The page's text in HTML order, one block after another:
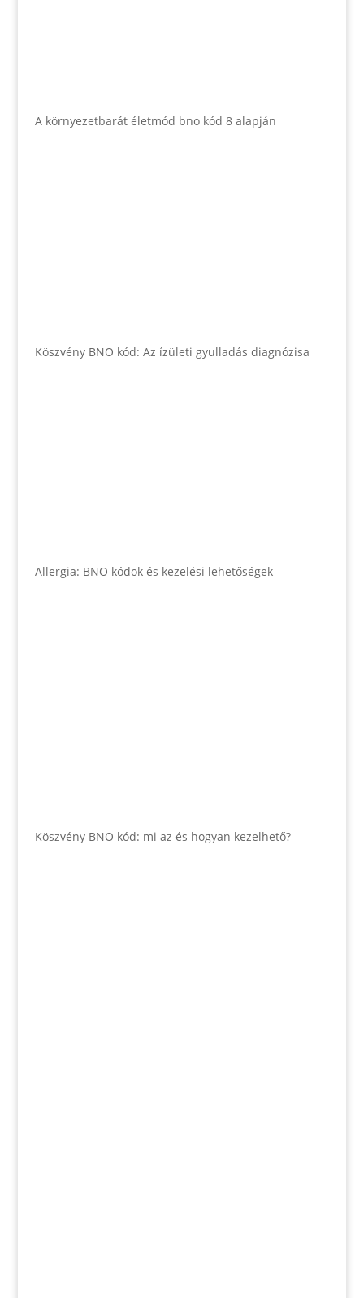
A környezetbarát életmód bno kód 8 alapján
Köszvény BNO kód: Az ízületi gyulladás diagnózisa
Allergia: BNO kódok és kezelési lehetőségek
Köszvény BNO kód: mi az és hogyan kezelhető?